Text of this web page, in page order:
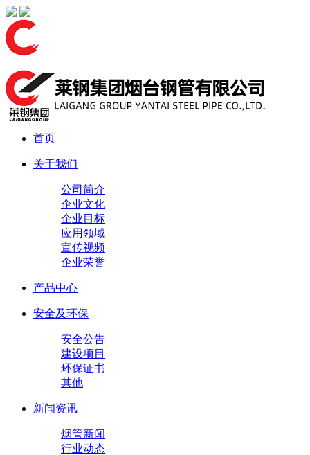
首页
关于我们
公司简介
企业文化
企业目标
应用领域
宣传视频
企业荣誉
产品中心
安全及环保
安全公告
建设项目
环保证书
其他
新闻资讯
烟管新闻
行业动态